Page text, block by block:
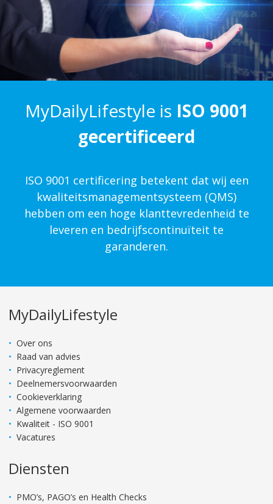
MyDailyLifestyle is ISO 9001
gecertificeerd
ISO 9001 certificering betekent dat wij een
kwaliteits­management­systeem (QMS)
hebben om een hoge klanttevredenheid te
leveren en bedrijfscontinuïteit te
garanderen.
MyDailyLifestyle
Over ons
Raad van advies
Privacyreglement
Deelnemersvoorwaarden
Cookieverklaring
Algemene voorwaarden
Kwaliteit - ISO 9001
Vacatures
Diensten
PMO’s, PAGO’s en Health Checks